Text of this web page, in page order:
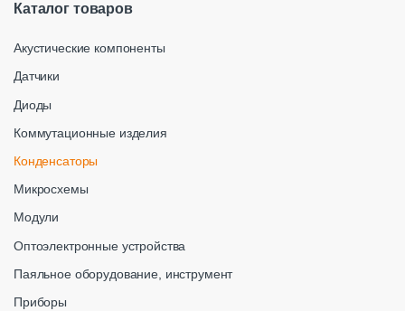
Каталог товаров
Акустические компоненты
Датчики
Диоды
Коммутационные изделия
Конденсаторы
Микросхемы
Модули
Оптоэлектронные устройства
Паяльное оборудование, инструмент
Приборы